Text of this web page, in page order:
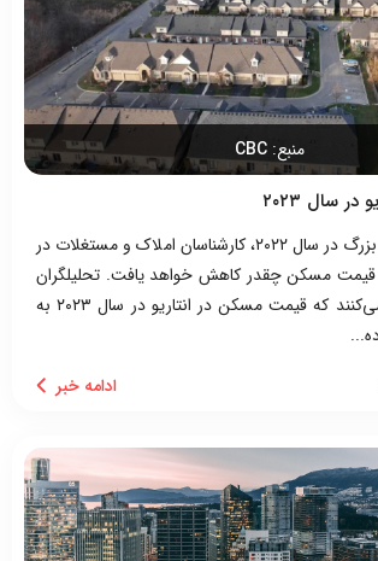
منبع: CBC
سال ۲۰۲۳
پس از یک اصلاح بزرگ در سال ۲۰۲۲، کارشناسان املاک و مستغلات در
مسکن چقدر کاهش خواهد یافت. تحلیلگران
املاک پیش‌بینی می‌کنند که قیمت مسکن در انتاریو در سال ۲۰۲۳ به